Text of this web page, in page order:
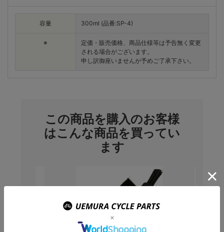
容量 300ml (品番:SP-4)
※
定価・販売価格、商品仕様等は予告無く変更
される場合がございます。
申し訳御座いませんが予めご了承下さい。
この商品を購入のお客様
はこんな商品を買ってい
ます